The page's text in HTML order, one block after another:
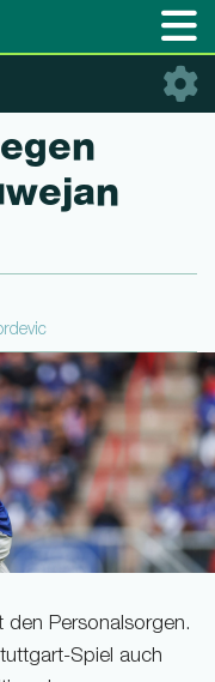
Personalsorgen.
Spiel auch